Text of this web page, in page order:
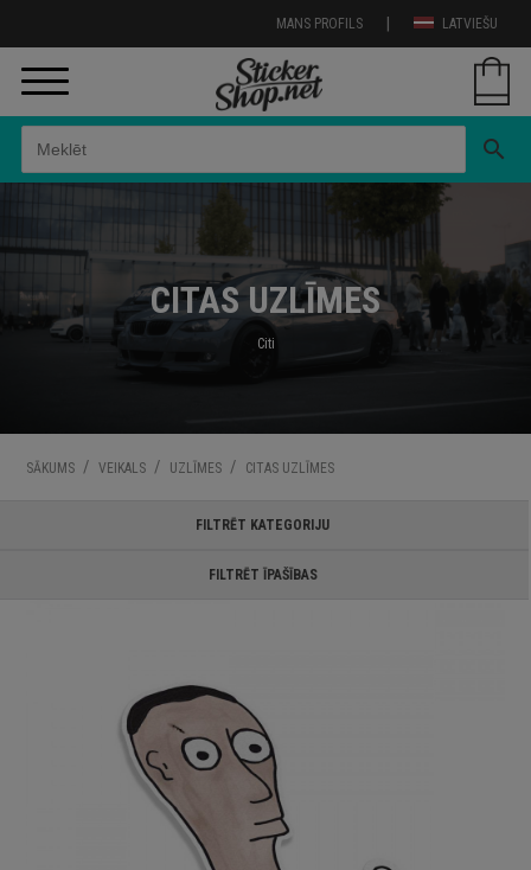
LATVIEŠU
|
MANS PROFILS
search
CITAS UZLĪMES
Citi
SĀKUMS / VEIKALS / UZLĪMES / CITAS UZLĪMES
FILTRĒT KATEGORIJU
FILTRĒT ĪPAŠĪBAS